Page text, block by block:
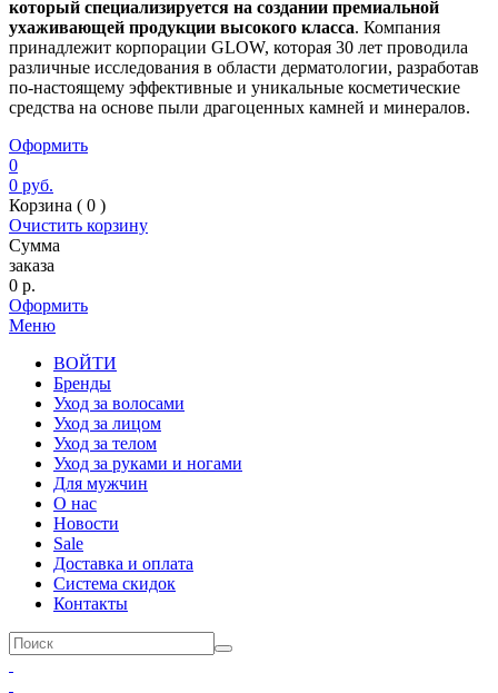
который специализируется на создании премиальной
ухаживающей продукции высокого класса. Компания
принадлежит корпорации GLOW, которая 30 лет проводила
различные исследования в области дерматологии, разработав
по-настоящему эффективные и уникальные косметические
средства на основе пыли драгоценных камней и минералов.
Оформить
0
0 руб.
Корзина ( 0 )
Очистить корзину
Сумма
заказа
0 р.
Оформить
Меню
ВОЙТИ
Бренды
Уход за волосами
Уход за лицом
Уход за телом
Уход за руками и ногами
Для мужчин
О нас
Новости
Sale
Доставка и оплата
Система скидок
Контакты